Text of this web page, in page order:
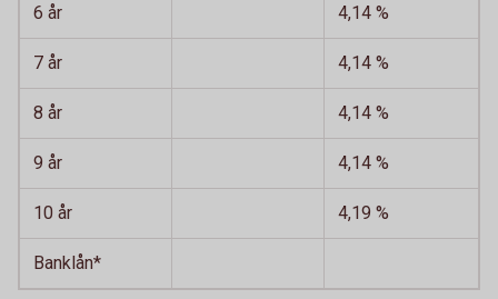
6 år 4,14 %
7 år 4,14 %
8 år 4,14 %
9 år 4,14 %
10 år 4,19 %
Banklån*